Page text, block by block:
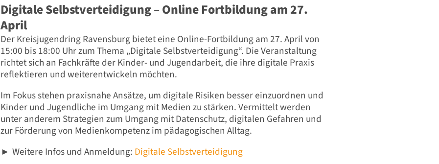
Digitale Selbstverteidigung – Online Fortbildung am 27.
April
Der Kreisjugendring Ravensburg bietet eine Online-Fortbildung am 27. April von
15:00 bis 18:00 Uhr zum Thema „Digitale Selbstverteidigung“. Die Veranstaltung
richtet sich an Fachkräfte der Kinder- und Jugendarbeit, die ihre digitale Praxis
reflektieren und weiterentwickeln möchten.
Im Fokus stehen praxisnahe Ansätze, um digitale Risiken besser einzuordnen und
Kinder und Jugendliche im Umgang mit Medien zu stärken. Vermittelt werden
unter anderem Strategien zum Umgang mit Datenschutz, digitalen Gefahren und
zur Förderung von Medienkompetenz im pädagogischen Alltag.
► Weitere Infos und Anmeldung: Digitale Selbstverteidigung